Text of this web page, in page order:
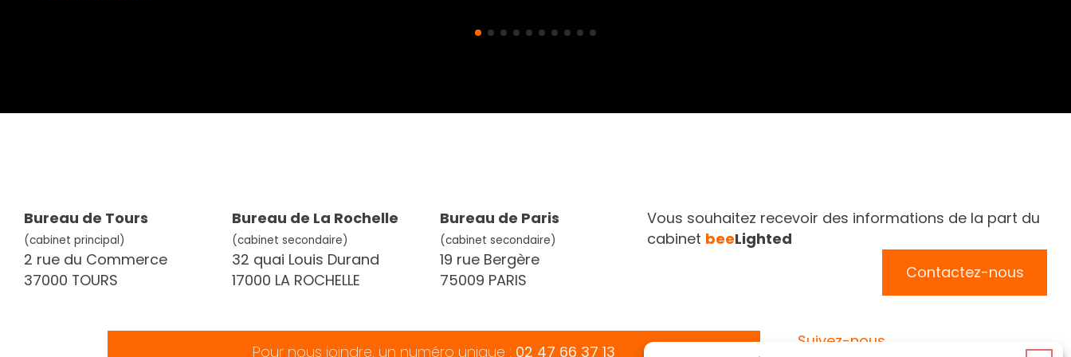
2 rue du Commerce
37000 TOURS
32 quai Louis Durand
17000 LA ROCHELLE
Bureau de Paris
19 rue Bergère
75009 PARIS
cabinetbeeLighted
Pour nous joindre, un numéro unique :